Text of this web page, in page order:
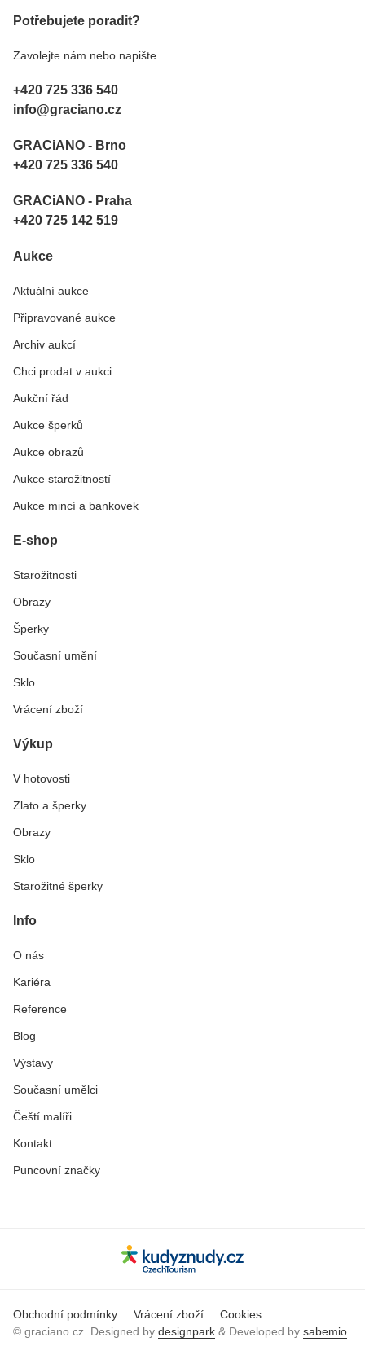
Potřebujete poradit?
Zavolejte nám nebo napište.
+420 725 336 540
info@graciano.cz
GRACiANO - Brno
+420 725 336 540
GRACiANO - Praha
+420 725 142 519
Aukce
Aktuální aukce
Připravované aukce
Archiv aukcí
Chci prodat v aukci
Aukční řád
Aukce šperků
Aukce obrazů
Aukce starožitností
Aukce mincí a bankovek
E-shop
Starožitnosti
Obrazy
Šperky
Současní umění
Sklo
Vrácení zboží
Výkup
V hotovosti
Zlato a šperky
Obrazy
Sklo
Starožitné šperky
Info
O nás
Kariéra
Reference
Blog
Výstavy
Současní umělci
Čeští malíři
Kontakt
Puncovní značky
Obchodní podmínky Vrácení zboží
Cookies
© graciano.cz. Designed by designpark & Developed by sabemio